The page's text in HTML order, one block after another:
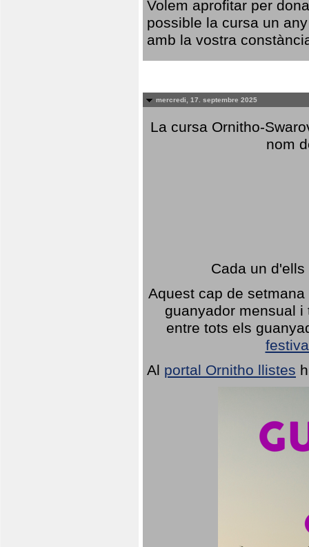
Volem aprofitar per
possible la cursa un
amb la vostra
mercredi, 17. septembre 2025
La cursa Ornitho-
nom
Cada un
Aquest cap de
guanyador mensual
entre tots els
Al portal Ornitho llistes